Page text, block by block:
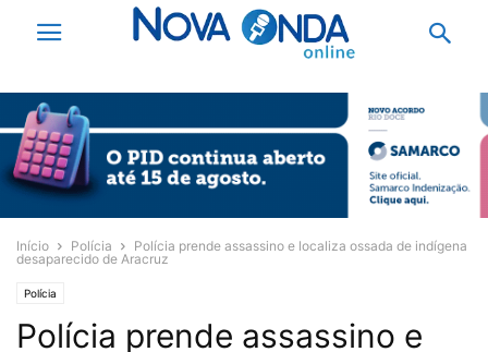
Início Polícia
Polícia prende assassino e localiza ossada de indígena
desaparecido de Aracruz
Polícia
Polícia prende assassino e